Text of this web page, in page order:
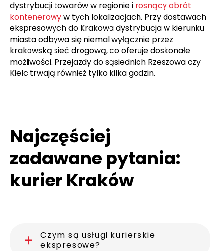
dystrybucji towarów w regionie i rosnący obrót
kontenerowyw tych lokalizacjach. Przy dostawach
ekspresowych do Krakowa dystrybucja w kierunku
miasta odbywa się niemal wyłącznie przez
krakowską sieć drogową, co oferuje doskonałe
możliwości. Przejazdy do sąsiednich Rzeszowa czy
Kielc trwają również tylko kilka godzin.
Najczęściej
zadawane pytania:
kurier Kraków
Czym są usługi kurierskie
ekspresowe?